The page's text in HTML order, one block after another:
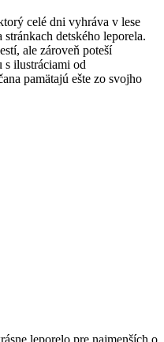
celé dni vyhráva v lese
detského leporela.
ale zároveň poteší
ilustráciami od
pamätajú ešte zo svojho